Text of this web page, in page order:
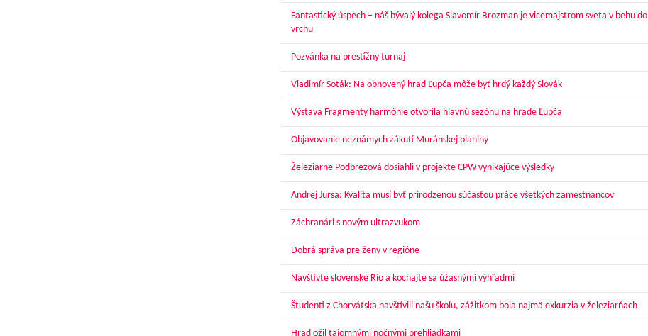
Fantastický úspech – náš bývalý kolega Slavomír Brozman je vicemajstrom sveta v behu do
vrchu
Pozvánka na prestížny turnaj
Vladimír Soták: Na obnovený hrad Ľupča môže byť hrdý každý Slovák
Výstava Fragmenty harmónie otvorila hlavnú sezónu na hrade Ľupča
Objavovanie neznámych zákutí Muránskej planiny
Železiarne Podbrezová dosiahli v projekte CPW vynikajúce výsledky
Andrej Jursa: Kvalita musí byť prirodzenou súčasťou práce všetkých zamestnancov
Záchranári s novým ultrazvukom
Dobrá správa pre ženy v regióne
Navštívte slovenské Rio a kochajte sa úžasnými výhľadmi
Študenti z Chorvátska navštívili našu školu, zážitkom bola najmä exkurzia v železiarňach
Hrad ožil tajomnými nočnými prehliadkami